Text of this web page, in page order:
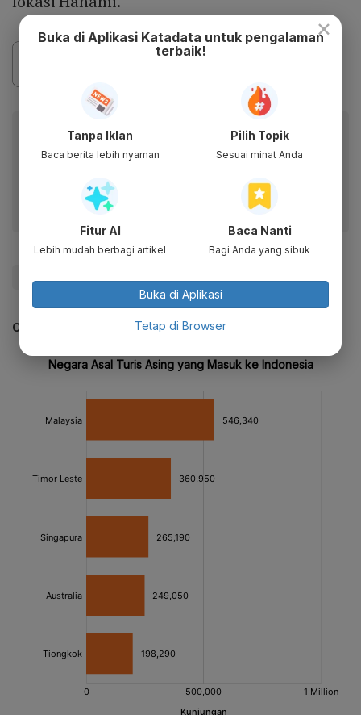
Baca artikel ini lewat aplikasi mobile.
Dapatkan pengalaman membaca lebih nyaman dan nikmati
CEK JUGA DATA INI
×
Buka di Aplikasi Katadata untuk pengalaman
terbaik!
Tanpa Iklan
Baca berita lebih nyaman
Pilih Topik
Sesuai minat Anda
Fitur AI
Lebih mudah berbagi artikel
Baca Nanti
Bagi Anda yang sibuk
Buka di Aplikasi
Tetap di Browser